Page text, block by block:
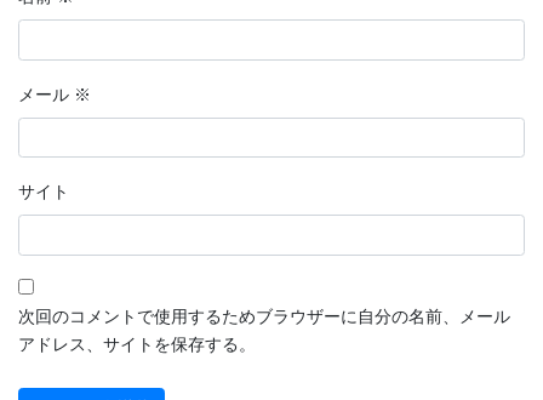
メール ※
サイト
次回のコメントで使用するためブラウザーに自分の名前、メール
アドレス、サイトを保存する。